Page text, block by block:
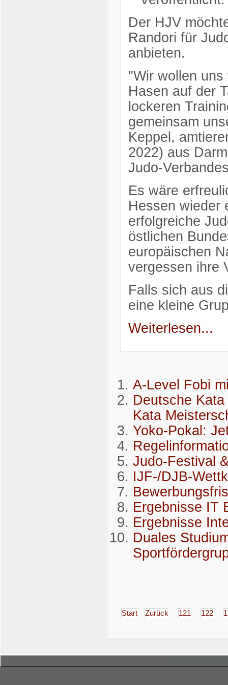
Der HJV
Randori für
anbieten.
"Wir wollen
Hasen auf der
lockeren
gemeinsam
Keppel,
2022) aus
Judo-
Es wäre
Hessen wieder
erfolgreiche
östlichen
europäischen
vergessen ihre
Falls sich aus
eine kleine
Weiterlesen...
A-Level Fobi
Deutsche
Kata
Yoko-Pokal:
Judo-Festival
IJF-/DJB-
Ergebnisse IT
Ergebnisse
Duales
Start Zurück 121 122